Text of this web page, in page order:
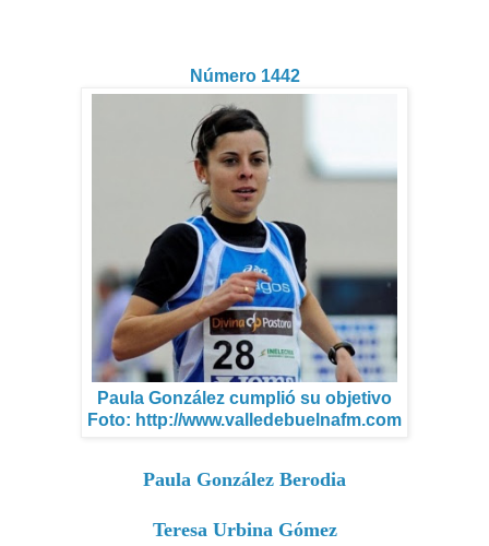
Número 1442
Paula González cumplió su objetivo
Foto: http://www.valledebuelnafm.com
Paula González Berodia
Teresa Urbina Gómez